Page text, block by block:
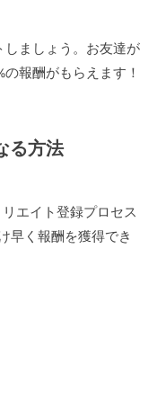
しましょう。お友達が
報酬がもらえます！
る方法
エイト登録プロセス
早く報酬を獲得でき